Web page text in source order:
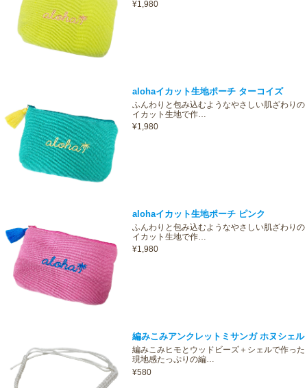
¥1,980
alohaイカット生地ポーチ ターコイズ
ふんわりと包み込むようなやさしい肌ざわりの
イカット生地で作…
¥1,980
alohaイカット生地ポーチ ピンク
ふんわりと包み込むようなやさしい肌ざわりの
イカット生地で作…
¥1,980
編みこみアンクレットミサンガ ホヌシェル
編みこみヒモとウッドビーズ＋シェルで作った
現地感たっぷりの編…
¥580